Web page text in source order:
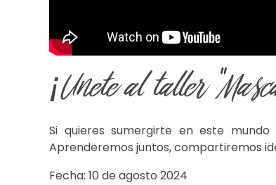
¡Unete al taller
Si quieres sumergirte en este
Aprenderemos juntos, compartiremos
Fecha: 10 de agosto 2024